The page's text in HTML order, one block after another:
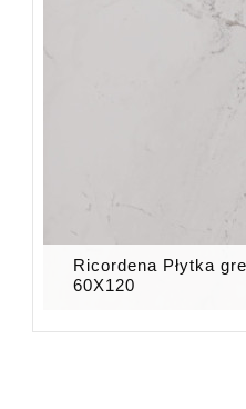
Ricordena Płytka
60X120